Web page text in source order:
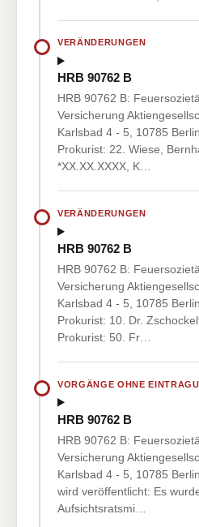
VERÄNDERUNGEN
HRB 90762 B
HRB 90762 B:
Versicherung
Karlsbad 4 - 5, 10785
Prokurist: 22. Wiese,
*XX.XX.XXXX, K…
VERÄNDERUNGEN
HRB 90762 B
HRB 90762 B:
Versicherung
Karlsbad 4 - 5, 10785
Prokurist: 10. Dr.
Prokurist: 50. Fr…
VORGÄNGE OHNE
HRB 90762 B
HRB 90762 B:
Versicherung
Karlsbad 4 - 5, 10785
wird veröffentlicht: Es
Aufsichtsratsmi…